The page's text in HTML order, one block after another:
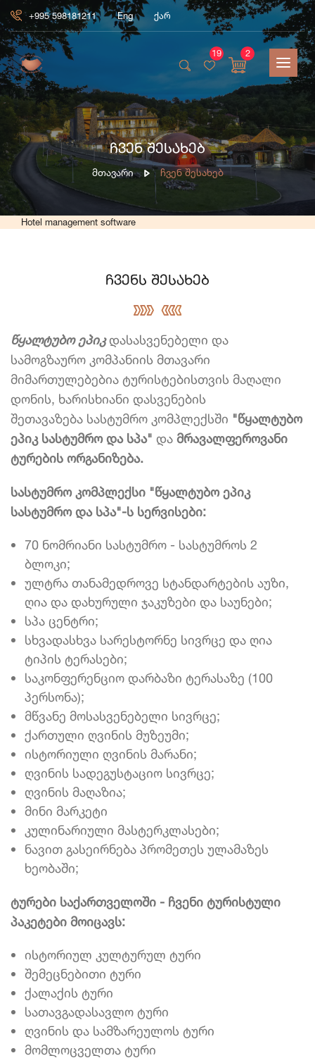
+995 598181211 Eng ქარ
19 2
ჩვენ შესახებ
Მთავარი Ჩვენ Შესახებ
Hotel management software
ჩვენს შესახებ
წყალტუბო ეპიკდასასვენებელი და
სამოგზაურო კომპანიის მთავარი
მიმართულებებია ტურისტებისთვის მაღალი
დონის, ხარისხიანი დასვენების
შეთავაზება სასტუმრო კომპლექსში "წყალტუბო
ეპიკ სასტუმრო და სპა" და მრავალფეროვანი
ტურების ორგანიზება.
სასტუმრო კომპლექსი "წყალტუბო ეპიკ
სასტუმრო და სპა"-ს სერვისები:
70 ნომრიანი სასტუმრო - სასტუმროს 2
ბლოკი;
ულტრა თანამედროვე სტანდარტების აუზი,
ღია და დახურული ჯაკუზები და საუნები;
სპა ცენტრი;
სხვადასხვა სარესტორნე სივრცე და ღია
ტიპის ტერასები;
საკონფერენციო დარბაზი ტერასაზე (100
პერსონა);
მწვანე მოსასვენებელი სივრცე;
ქართული ღვინის მუზეუმი;
ისტორიული ღვინის მარანი;
ღვინის სადეგუსტაციო სივრცე;
ღვინის მაღაზია;
მინი მარკეტი
კულინარიული მასტერკლასები;
ნავით გასეირნება პრომეთეს ულამაზეს
ხეობაში;
ტურები საქართველოში - ჩვენი ტურისტული
პაკეტები მოიცავს:
ისტორიულ კულტურულ ტური
შემეცნებითი ტური
ქალაქის ტური
სათავგადასავლო ტური
ღვინის და სამზარეულოს ტური
მომლოცველთა ტური